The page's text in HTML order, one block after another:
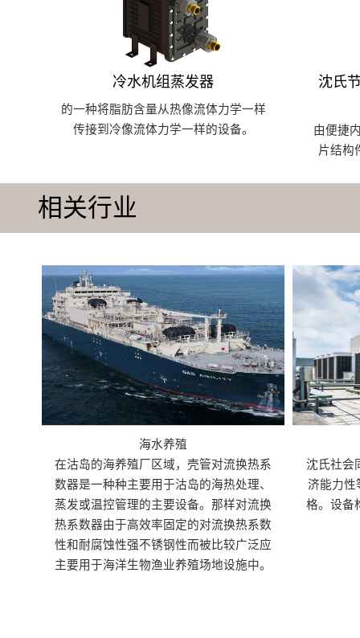
冷水机组蒸发器
的一种将脂肪含量从热像流体力学一样
传接到冷像流体力学一样的设备。
沈氏
由便捷
片结构
相关行业
海水养殖
在沽岛的海养殖厂区域，壳管对流换热系
数器是一种种主要用于沽岛的海热处理、
蒸发或温控管理的主要设备。那样对流换
热系数器由于高效率固定的对流换热系数
性和耐腐蚀性强不锈钢性而被比较广泛应
主要用于海洋生物渔业养殖场地设施中。
沈氏社会
济能力性
格。设备